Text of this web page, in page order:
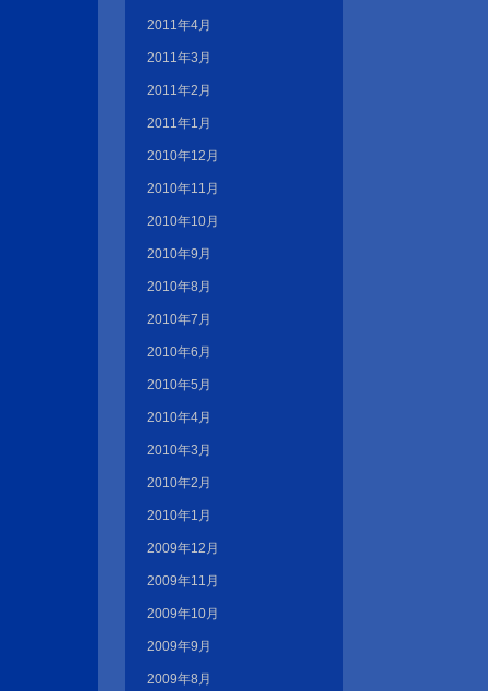
2011年4月
2011年3月
2011年2月
2011年1月
2010年12月
2010年11月
2010年10月
2010年9月
2010年8月
2010年7月
2010年6月
2010年5月
2010年4月
2010年3月
2010年2月
2010年1月
2009年12月
2009年11月
2009年10月
2009年9月
2009年8月